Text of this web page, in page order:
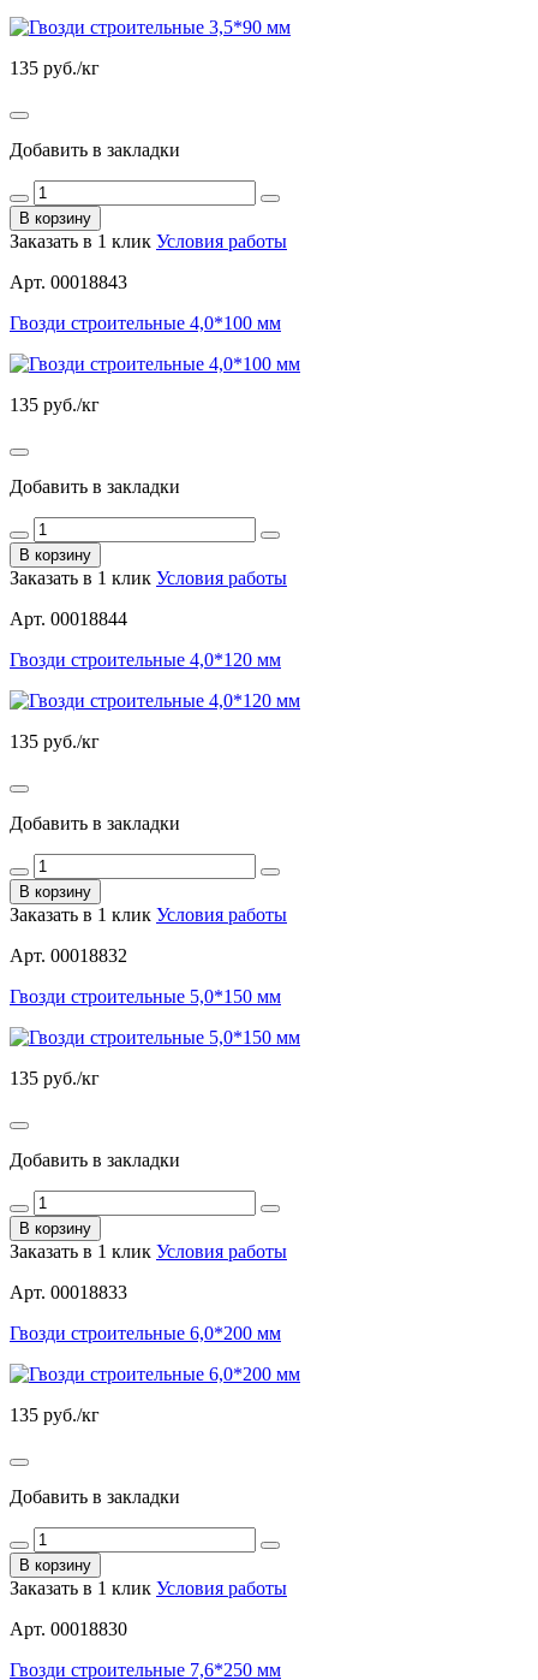
135 руб./кг
Добавить в закладки
В корзину
Заказать в 1 клик Условия работы
Арт. 00018843
Гвозди строительные 4,0*100 мм
135 руб./кг
Добавить в закладки
В корзину
Заказать в 1 клик Условия работы
Арт. 00018844
Гвозди строительные 4,0*120 мм
135 руб./кг
Добавить в закладки
В корзину
Заказать в 1 клик Условия работы
Арт. 00018832
Гвозди строительные 5,0*150 мм
135 руб./кг
Добавить в закладки
В корзину
Заказать в 1 клик Условия работы
Арт. 00018833
Гвозди строительные 6,0*200 мм
135 руб./кг
Добавить в закладки
В корзину
Заказать в 1 клик Условия работы
Арт. 00018830
Гвозди строительные 7,6*250 мм